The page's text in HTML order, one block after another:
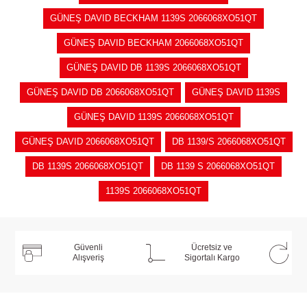
GÜNEŞ DAVID BECKHAM 1139S 2066068XO51QT
GÜNEŞ DAVID BECKHAM 2066068XO51QT
GÜNEŞ DAVID DB 1139S 2066068XO51QT
GÜNEŞ DAVID DB 2066068XO51QT GÜNEŞ DAVID 1139S
GÜNEŞ DAVID 1139S 2066068XO51QT
GÜNEŞ DAVID 2066068XO51QT DB 1139/S 2066068XO51QT
DB 1139S 2066068XO51QT DB 1139 S 2066068XO51QT
1139S 2066068XO51QT
Güvenli
Alışveriş
Ücretsiz ve
Sigortalı Kargo